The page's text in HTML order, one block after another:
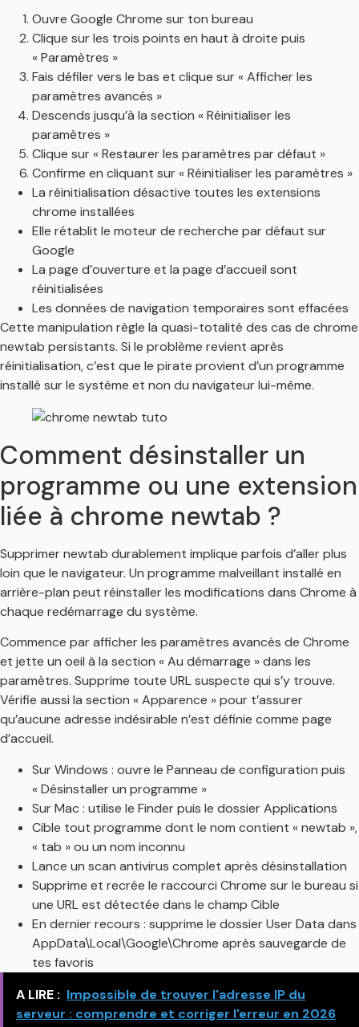
Ouvre Google Chrome sur ton bureau
Clique sur les trois points en haut à droite puis
« Paramètres »
Fais défiler vers le bas et clique sur « Afficher les
paramètres avancés »
Descends jusqu’à la section « Réinitialiser les
paramètres »
Clique sur « Restaurer les paramètres par défaut »
Confirme en cliquant sur « Réinitialiser les paramètres »
La réinitialisation désactive toutes les extensions
chrome installées
Elle rétablit le moteur de recherche par défaut sur
Google
La page d’ouverture et la page d’accueil sont
réinitialisées
Les données de navigation temporaires sont effacées
Cette manipulation règle la quasi-totalité des cas de chrome
newtab persistants. Si le problème revient après
réinitialisation, c’est que le pirate provient d’un programme
installé sur le système et non du navigateur lui-même.
Comment désinstaller un
programme ou une extension
liée à chrome newtab ?
Supprimer newtab durablement implique parfois d’aller plus
loin que le navigateur. Un programme malveillant installé en
arrière-plan peut réinstaller les modifications dans Chrome à
chaque redémarrage du système.
Commence par afficher les paramètres avancés de Chrome
et jette un oeil à la section « Au démarrage » dans les
paramètres. Supprime toute URL suspecte qui s’y trouve.
Vérifie aussi la section « Apparence » pour t’assurer
qu’aucune adresse indésirable n’est définie comme page
d’accueil.
Sur Windows : ouvre le Panneau de configuration puis
« Désinstaller un programme »
Sur Mac : utilise le Finder puis le dossier Applications
Cible tout programme dont le nom contient « newtab »,
« tab » ou un nom inconnu
Lance un scan antivirus complet après désinstallation
Supprime et recrée le raccourci Chrome sur le bureau si
une URL est détectée dans le champ Cible
En dernier recours : supprime le dossier User Data dans
AppData\Local\Google\Chrome après sauvegarde de
tes favoris
A LIRE : Impossible de trouver l'adresse IP du
serveur : comprendre et corriger l'erreur en 2026